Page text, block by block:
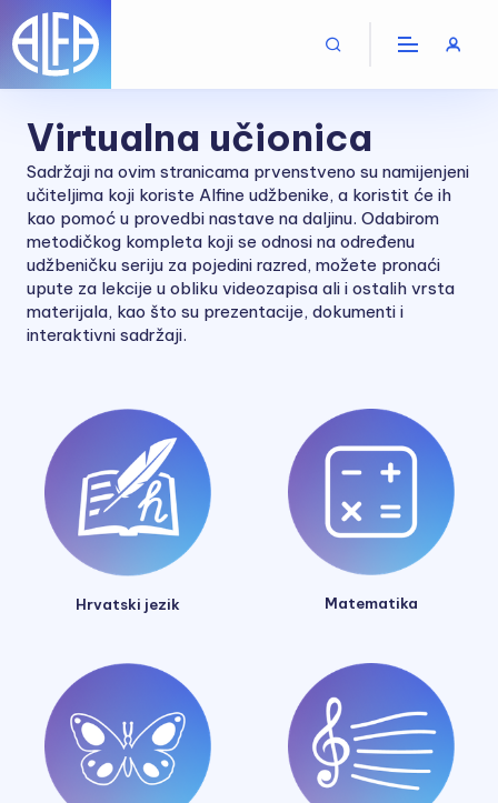
Virtualna učionica
Sadržaji na ovim stranicama prvenstveno su namijenjeni
učiteljima koji koriste Alfine udžbenike, a koristit će ih
kao pomoć u provedbi nastave na daljinu. Odabirom
metodičkog kompleta koji se odnosi na određenu
udžbeničku seriju za pojedini razred, možete pronaći
upute za lekcije u obliku videozapisa ali i ostalih vrsta
materijala, kao što su prezentacije, dokumenti i
interaktivni sadržaji.
Hrvatski jezik Matematika